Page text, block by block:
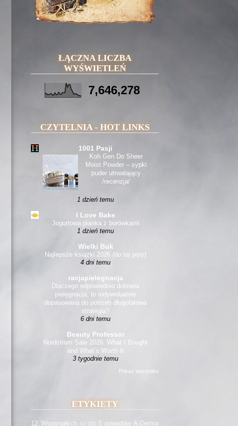
ŁĄCZNA LICZBA
WYŚWIETLEŃ
7,646,278
CZYTELNIA - HOT LINKS
1001 Pasji
Koh Gen Do Sheer
Moist Powder – sypki
puder utrwalający
/recenzja/
1 dzień temu
I Love Bake
Jogurtowa pianka z borówkami
1 dzień temu
Wielki Buk
Najlepsze książki 2026 (do tej pory)
4 dni temu
racjapielegnacja
Dlaczego odpowiednio dobrana
pielęgnacja, to indywidualnie
dopasowana do potrzeb długofalowa
strategia?
6 dni temu
Beauty Professor
Nordstrom Sale 2026: What I Bought
and What’s Worth It
3 tygodnie temu
Pokaż wszystko
ETYKIETY
12 Wspaniałych 42-200 5 powodów A-Derma